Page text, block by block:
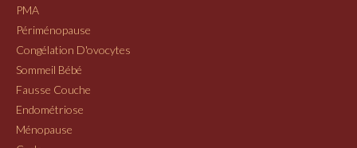
PMA
Périménopause
Congélation D'ovocytes
Sommeil Bébé
Fausse Couche
Endométriose
Ménopause